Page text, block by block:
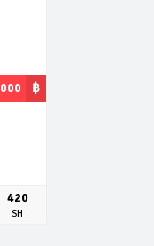
฿
420
SH